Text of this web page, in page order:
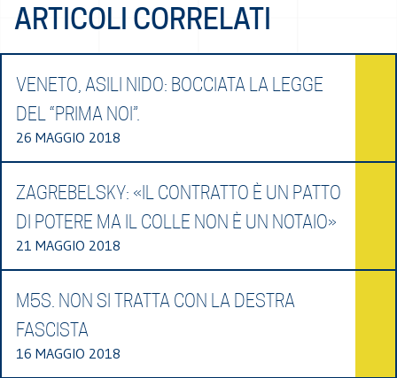
ARTICOLI CORRELATI
VENETO, ASILI NIDO: BOCCIATA LA LEGGE
DEL “PRIMA NOI”.
26 MAGGIO 2018
ZAGREBELSKY: «IL CONTRATTO È UN PATTO
DI POTERE MA IL COLLE NON È UN NOTAIO»
21 MAGGIO 2018
M5S. NON SI TRATTA CON LA DESTRA
FASCISTA
16 MAGGIO 2018